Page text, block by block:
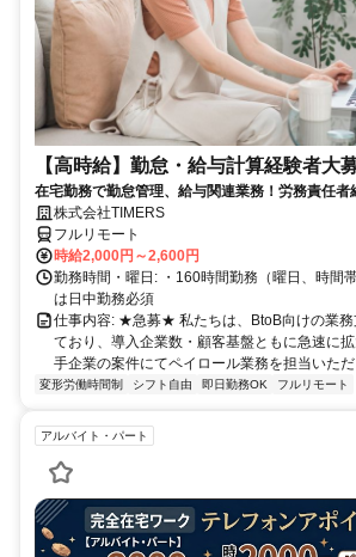
【高時給】勤怠・給与計算経験者大
在宅勤務で勤怠管理、給与関連業務！労務責任者
稼ぎたい方、注目！
株式会社TIMERS
フルリモート
時給2,000円～2,600円
勤務時間・曜日: ・160時間勤務（曜日、時間
は日中勤務必須
仕事内容: ★急募★ 私たちは、BtoB向けの業務
ており、導入企業数・顧客基盤ともに急速に
手企業の案件にてペイロール業務を担当いた
変形労働時間制 シフト自由 即日勤務OK フルリモート
アルバイト・パート